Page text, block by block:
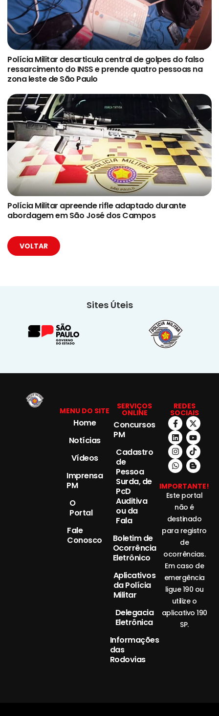
Polícia Militar desarticula central de golpes do falso
ressarcimento do INSS e prende quatro pessoas na
zona leste de São Paulo
Polícia Militar apreende rifle adaptado durante
abordagem em São José dos Campos
VOLTAR
Sites Úteis
MENU DO SITE
Home
Notícias
Vídeos
Imprensa
PM
O
Portal
Fale
Conosco
SERVIÇOS
ONLINE
Concursos
PM
Cadastro
de
Pessoa
Surda, de
PcD
Auditiva
ou da
Fala
Boletim de
Ocorrência
Eletrônico
Aplicativos
da Polícia
Militar
Delegacia
Eletrônica
Informações
das
Rodovias
REDES
SOCIAIS
IMPORTANTE!
Este portal
não é
destinado
para registro
de
ocorrências.
Em caso de
emergência
ligue 190 ou
utilize o
aplicativo 190
SP.